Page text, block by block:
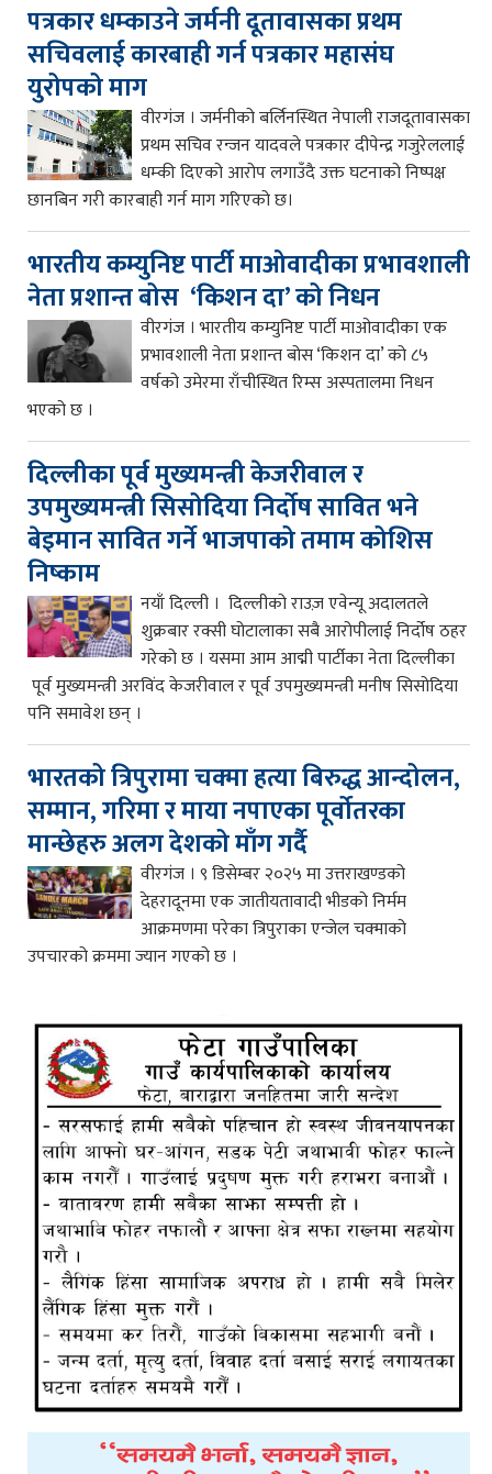
पत्रकार धम्काउने जर्मनी दूतावासका प्रथम
सचिवलाई कारबाही गर्न पत्रकार महासंघ
युरोपको माग
वीरगंज । जर्मनीको बर्लिनस्थित नेपाली राजदूतावासका
प्रथम सचिव रन्जन यादवले पत्रकार दीपेन्द्र गजुरेललाई
धम्की दिएको आरोप लगाउँदै उक्त घटनाको निष्पक्ष
छानबिन गरी कारबाही गर्न माग गरिएको छ।
भारतीय कम्युनिष्ट पार्टी माओवादीका प्रभावशाली
नेता प्रशान्त बोस ‘किशन दा’ को निधन
वीरगंज । भारतीय कम्युनिष्ट पार्टी माओवादीका एक
प्रभावशाली नेता प्रशान्त बोस ‘किशन दा’ को ८५
वर्षको उमेरमा राँचीस्थित रिम्स अस्पतालमा निधन
भएको छ ।
दिल्लीका पूर्व मुख्यमन्त्री केजरीवाल र
उपमुख्यमन्त्री सिसोदिया निर्दोष सावित भने
बेइमान सावित गर्ने भाजपाको तमाम कोशिस
निष्काम
नयाँ दिल्ली । दिल्लीको राउज़ एवेन्यू अदालतले
शुक्रबार रक्सी घोटालाका सबै आरोपीलाई निर्दोष ठहर
गरेको छ । यसमा आम आद्मी पार्टीका नेता दिल्लीका
पूर्व मुख्यमन्त्री अरविंद केजरीवाल र पूर्व उपमुख्यमन्त्री मनीष सिसोदिया
पनि समावेश छन् ।
भारतको त्रिपुरामा चक्मा हत्या बिरुद्ध आन्दोलन,
सम्मान, गरिमा र माया नपाएका पूर्वोतरका
मान्छेहरु अलग देशको माँग गर्दै
वीरगंज । ९ डिसेम्बर २०२५ मा उत्तराखण्डको
देहरादूनमा एक जातीयतावादी भीडको निर्मम
आक्रमणमा परेका त्रिपुराका एन्जेल चक्माको
उपचारको क्रममा ज्यान गएको छ ।